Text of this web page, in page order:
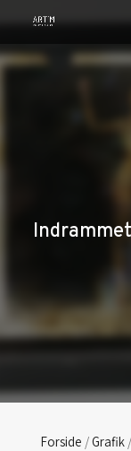
Forside /Grafik/